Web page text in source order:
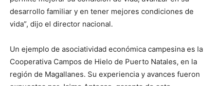
desarrollo familiar y en tener mejores condiciones de
vida”, dijo el director nacional.
Un ejemplo de asociatividad económica campesina es la
Cooperativa Campos de Hielo de Puerto Natales, en la
región de Magallanes. Su experiencia y avances fueron